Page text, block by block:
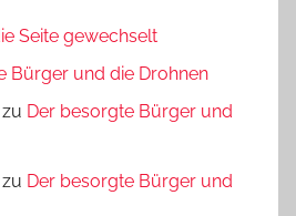
Seite gewechselt
Bürger und die Drohnen
zu Der besorgte Bürger und
zu Der besorgte Bürger und